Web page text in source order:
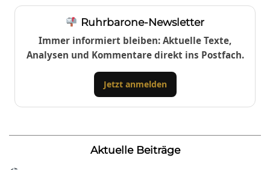
Ruhrbarone-Newsletter
Immer informiert bleiben: Aktuelle Texte,
Analysen und Kommentare direkt ins Postfach.
Jetzt anmelden
Aktuelle Beiträge